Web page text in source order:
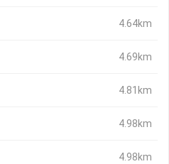
4.64km
4.69km
4.81km
4.98km
4.98km